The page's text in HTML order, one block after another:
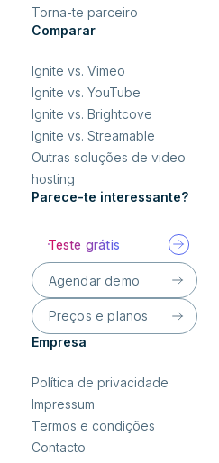
Torna-te parceiro
Comparar
Ignite vs. Vimeo
Ignite vs. YouTube
Ignite vs. Brightcove
Ignite vs. Streamable
Outras soluções de video
hosting
Parece-te interessante?
Teste grátis
Agendar demo
Preços e planos
Empresa
Política de privacidade
Impressum
Termos e condições
Contacto